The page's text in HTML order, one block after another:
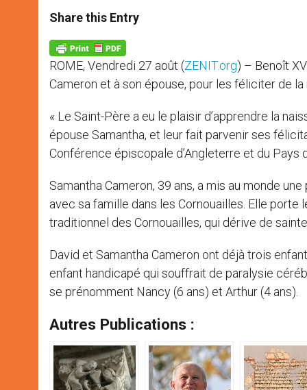
t
s
p
p
s
e
g
e
r
e
b
k
Share this Entry
ROME, Vendredi 27 août (ZENIT.org) – Benoît
Cameron et à son épouse, pour les féliciter de la
« Le Saint-Père a eu le plaisir d’apprendre la
épouse Samantha, et leur fait parvenir ses
Conférence épiscopale d’Angleterre et du Pays
Samantha Cameron, 39 ans, a mis au monde
avec sa famille dans les Cornouailles. Elle porte
traditionnel des Cornouailles, qui dérive de
David et Samantha Cameron ont déjà trois
enfant handicapé qui souffrait de paralysie
se prénomment Nancy (6 ans) et Arthur (4 ans).
Autres Publications :